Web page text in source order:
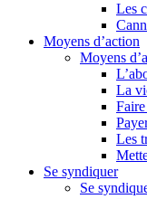
Les
Moyens d’action
Moyens
La
Les
Se syndiquer
Se